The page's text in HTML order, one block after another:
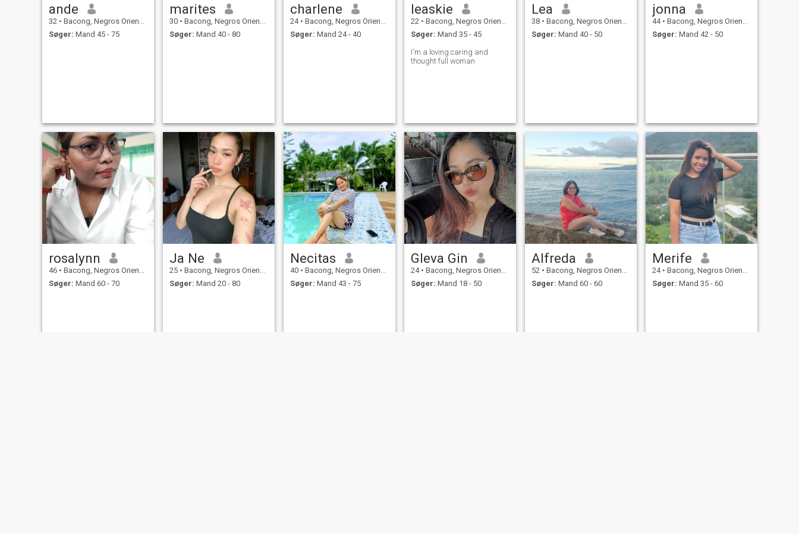
ande
32 • Bacong, Negros Oriental, Filippinerne
Søger: Mand 45 - 75
marites
30 • Bacong, Negros Oriental, Filippinerne
Søger: Mand 40 - 80
charlene
24 • Bacong, Negros Oriental, Filippinerne
Søger: Mand 24 - 40
leaskie
22 • Bacong, Negros Oriental, Filippinerne
Søger: Mand 35 - 45
I'm a loving caring and
thought full woman
Lea
38 • Bacong, Negros Oriental, Filippinerne
Søger: Mand 40 - 50
jonna
44 • Bacong, Negros Oriental, Filippinerne
Søger: Mand 42 - 50
rosalynn
46 • Bacong, Negros Oriental, Filippinerne
Søger: Mand 60 - 70
Ja Ne
25 • Bacong, Negros Oriental, Filippinerne
Søger: Mand 20 - 80
Necitas
40 • Bacong, Negros Oriental, Filippinerne
Søger: Mand 43 - 75
Gleva Gin
24 • Bacong, Negros Oriental, Filippinerne
Søger: Mand 18 - 50
Alfreda
52 • Bacong, Negros Oriental, Filippinerne
Søger: Mand 60 - 60
Merife
24 • Bacong, Negros Oriental, Filippinerne
Søger: Mand 35 - 60